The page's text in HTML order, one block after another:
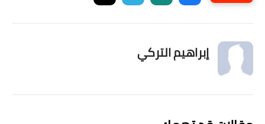
إبراهيم التركي